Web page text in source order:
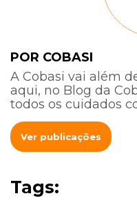
POR COBASI
A Cobasi vai além
aqui, no Blog da
todos os cuidados
Ver publicações
Tags: